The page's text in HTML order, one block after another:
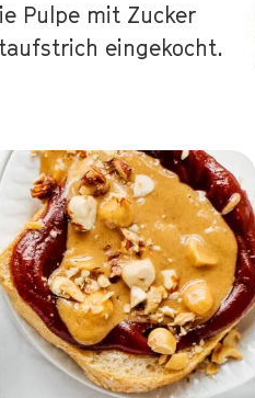
Pulpe mit Zucker
eingekocht.